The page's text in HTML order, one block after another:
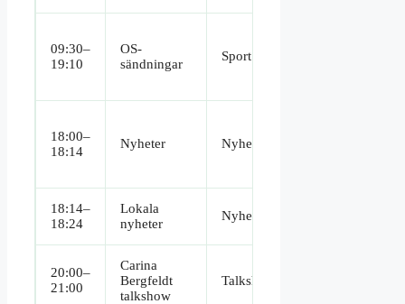
09:30–
19:10
OS-
sändningar
Sport
18:00–
18:14
Nyheter Nyheter
18:14–
18:24
Lokala
nyheter
Nyheter
20:00–
21:00
Carina
Bergfeldt
talkshow
Talkshow